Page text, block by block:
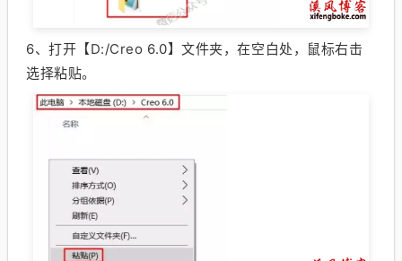
6、打开【D:/Creo 6.0】文件夹，在空白处，鼠标右击
选择粘贴。